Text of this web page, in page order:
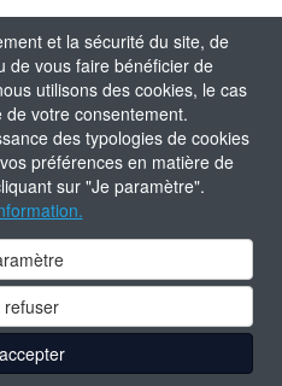
et la sécurité du site, de
de vous faire bénéficier de
utilisons des cookies, le cas
votre consentement.
des typologies de cookies
préférences en matière de
sur "Je paramètre".
refuser